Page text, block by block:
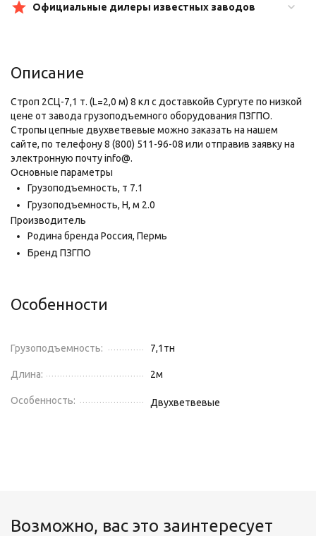
Официальные дилеры известных заводов
Описание
Строп 2СЦ-7,1 т. (L=2,0 м) 8 кл с доставкойв Сургуте по низкой
цене от завода грузоподъемного оборудования ПЗГПО.
Стропы цепные двухветвевые можно заказать на нашем
сайте, по телефону 8 (800) 511-96-08 или отправив заявку на
электронную почту info@.
Основные параметры
Грузоподъемность, т 7.1
Грузоподъемность,Н, м 2.0
Производитель
Родина бренда Россия, Пермь
Бренд ПЗГПО
Особенности
Грузоподъемность: 7,1 тн
Длина: 2м
Особенность: Двухветвевые
Возможно, вас это заинтересует